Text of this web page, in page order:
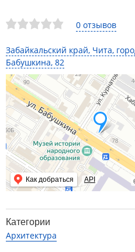
0 отзывов
Забайкальский край, Чита,
Бабушкина, 82
Как добраться API
Категории
Архитектура